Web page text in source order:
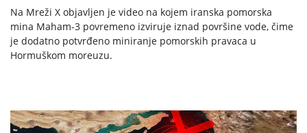
Na Mreži X objavljen je video na kojem iranska pomorska
mina Maham-3 povremeno izviruje iznad površine vode, čime
je dodatno potvrđeno miniranje pomorskih pravaca u
Hormuškom moreuzu.